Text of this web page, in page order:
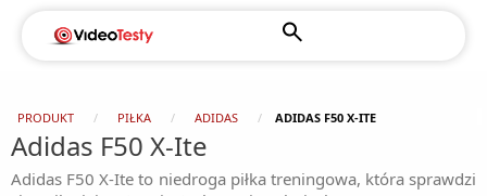
PRODUKT PIŁKA ADIDAS ADIDAS F50 X-ITE
Adidas F50 X-Ite
Adidas F50 X-Ite to niedroga piłka treningowa, która sprawdzi